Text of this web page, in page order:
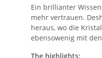
Ein brillianter
mehr vertrauen.
heraus, wo die
ebensowenig mit
The highlights: